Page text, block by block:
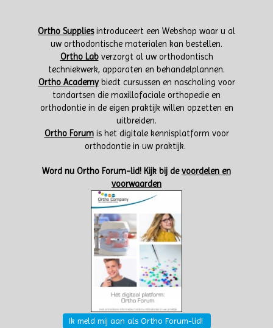
Ortho Suppliesintroduceert een Webshop waar u al
uw orthodontische materialen kan bestellen.
Ortho Labverzorgt al uw orthodontisch
techniekwerk, apparaten en behandelplannen.
Ortho Academybiedt cursussen en nascholing voor
tandartsen die maxillofaciale orthopedie en
orthodontie in de eigen praktijk willen opzetten en
uitbreiden.
Ortho Forumis het digitale kennisplatform voor
orthodontie in uw praktijk.
Word nu Ortho Forum-lid! Kijk bij devoordelen en
voorwaarden
Ik meld mij aan als Ortho Forum-lid!